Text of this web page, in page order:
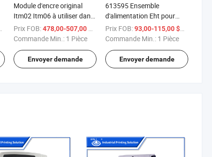
/ Pièce
Module d'encre original
Itm02 Itm06 à utiliser dans
la série Domino Ax
Prix FOB:478,00-507,00 $US
/ Pièce
Commande Min.: 1 Pièce
Envoyer demande
613595 Ensemble
d'alimentation Eht pour
Vj1580 Vj1880 Imprimante
à jet d'encre continue Cij
d'alimentation Eht original
Prix FOB:93,00-115,00 $US
Commande Min.: 1 Pièce
Envoyer demande